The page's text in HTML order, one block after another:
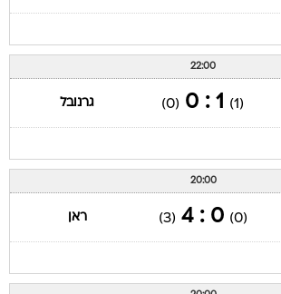
22:00
(1)
1 : 0
(0) גרנובל
20:00
(0)
0 : 4
(3) ראן